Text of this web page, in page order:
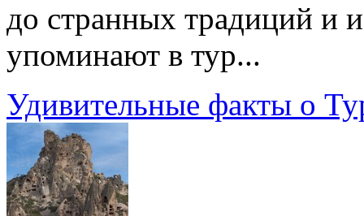
до странных традиций и
упоминают в тур...
Удивительные факты о